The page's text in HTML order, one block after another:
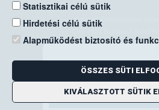
Statisztikai célú sütik
Hirdetési célú sütik
Alapműködést biztosító és
ÖSSZES SÜTI
KIVÁLASZTOTT SÜTIK
Nemzeti Élelmiszerlánc-
Levelezési cím: 1525
E-mail:
Zöld szám: 06-80/
Telefon: 06-1/ 336-